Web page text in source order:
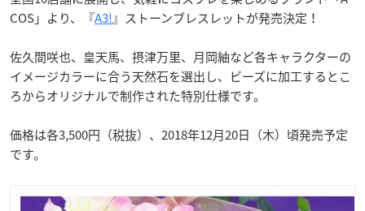
COS」より、『A3!』ストーンブレスレットが発売決定！
佐久間咲也、皇天馬、摂津万里、月岡紬など各キャラクターの
イメージカラーに合う天然石を選出し、ビーズに加工するとこ
ろからオリジナルで制作された特別仕様です。
価格は各3,500円（税抜）、2018年12月20日（木）頃発売予定
です。